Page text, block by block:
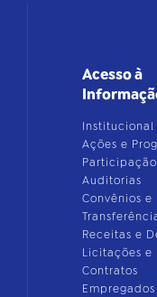
Acesso à
Institucional
Ações e
Auditorias
Convênios e
Receitas e
Licitações e
Contratos
Empregados